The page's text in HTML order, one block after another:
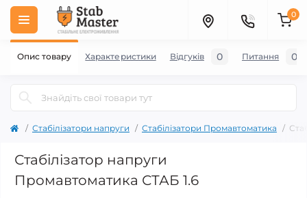
0
Стабілізатори напруги Стабілізатори Промавтоматика
Стабілізатор напруги
Промавтоматика СТАБ 1.6
Опис товару Характеристики Відгуків 0 Питання 0